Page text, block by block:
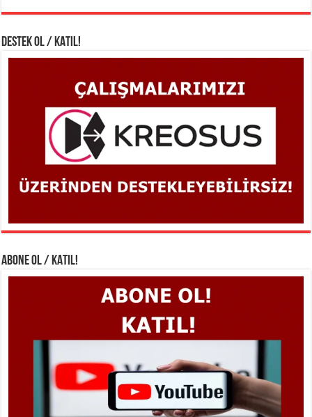
DESTEK OL / KATIL!
ABONE OL / KATIL!